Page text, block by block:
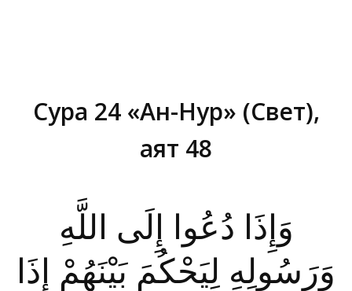
Сура 24 «Ан-Нур» (Свет),
аят 48
وَإِذَا دُعُوا إِلَى اللَّهِ
وَرَسُولِهِ لِيَحْكُمَ بَيْنَهُمْ إِذَا